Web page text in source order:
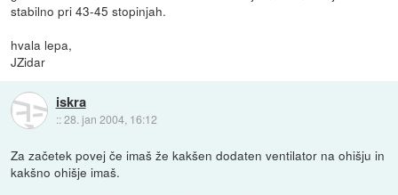
stabilno pri 43-45 stopinjah.
hvala lepa,
JZidar
iskra
::28. jan 2004, 16:12
Za začetek povej če imaš že kakšen dodaten ventilator na ohišju in
kakšno ohišje imaš.